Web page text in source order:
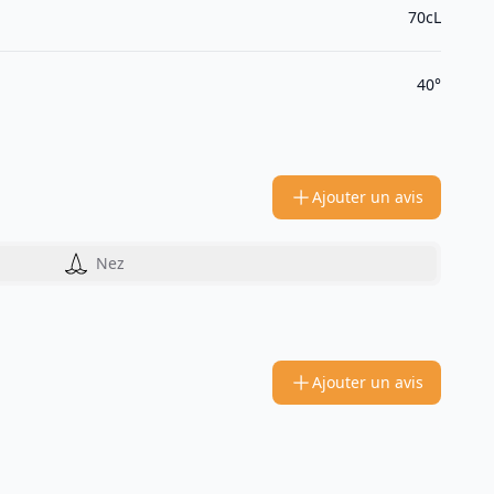
70cL
40°
Ajouter un avis
Nez
Ajouter un avis